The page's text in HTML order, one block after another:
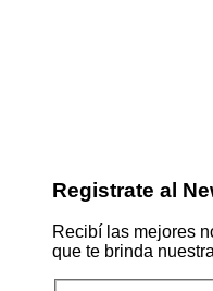
Registrate al
Recibí las mejores
que te brinda